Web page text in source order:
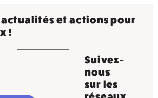
actualités et actions pour
!
Suivez-
nous
sur les